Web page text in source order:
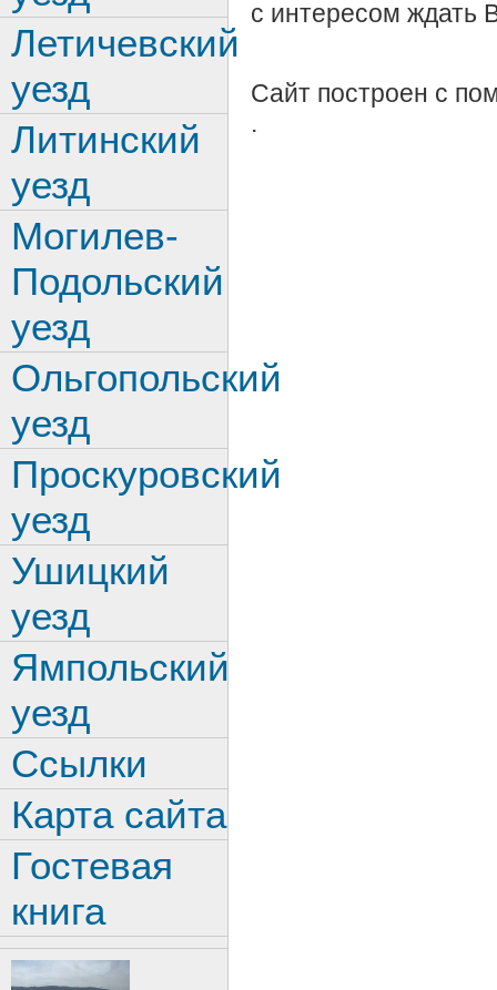
с интересом ждать
Сайт построен с
.
Летичевский
уезд
Литинский
уезд
Могилев-
Подольский
уезд
Ольгопольский
уезд
Проскуровский
уезд
Ушицкий
уезд
Ямпольский
уезд
Ссылки
Карта сайта
Гостевая
книга